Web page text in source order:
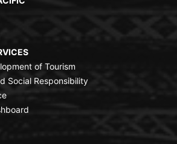
of Tourism
Social Responsibility